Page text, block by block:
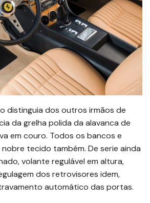
distinguia dos outros irmãos de
da grelha polida da alavanca de
em couro. Todos os bancos e
tecido também. De serie ainda
volante regulável em altura,
dos retrovisores idem,
automático das portas.